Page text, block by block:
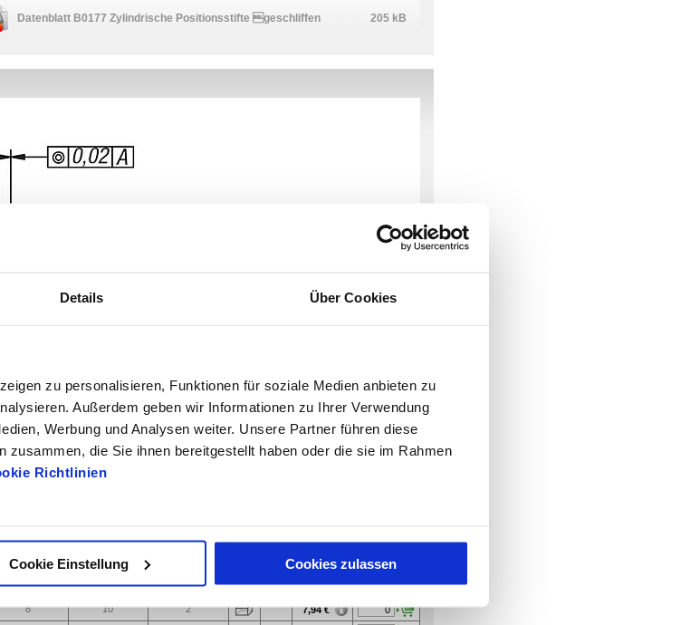
Details Über Cookies
zu personalisieren, Funktionen für soziale Medien anbieten zu
Außerdem geben wir Informationen zu Ihrer Verwendung
Werbung und Analysen weiter. Unsere Partner führen diese
zusammen, die Sie ihnen bereitgestellt haben oder die sie im Rahmen
Richtlinien
Cookie Einstellung Cookies zulassen
Datenblatt B0177 Zylindrische Positionsstifte geschliffen 205 kB
L1 L2 L3 CAD Zub. Preis Bestellen
8 8 6,57€
8 8 2 7,06€
8 10 2 7,94€